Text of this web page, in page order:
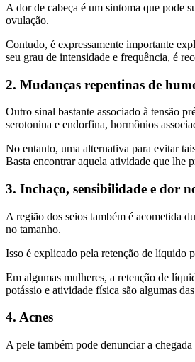
A dor de cabeça é um sintoma que pode
ovulação.
Contudo, é expressamente importante
seu grau de intensidade e frequência, é
2. Mudanças repentinas de
Outro sinal bastante associado à tensão
serotonina e endorfina, hormônios
No entanto, uma alternativa para evitar
Basta encontrar aquela atividade que lhe
3. Inchaço, sensibilidade e dor
A região dos seios também é acometida
no tamanho.
Isso é explicado pela retenção de líquido
Em algumas mulheres, a retenção de
potássio e atividade física são algumas
4. Acnes
A pele também pode denunciar a